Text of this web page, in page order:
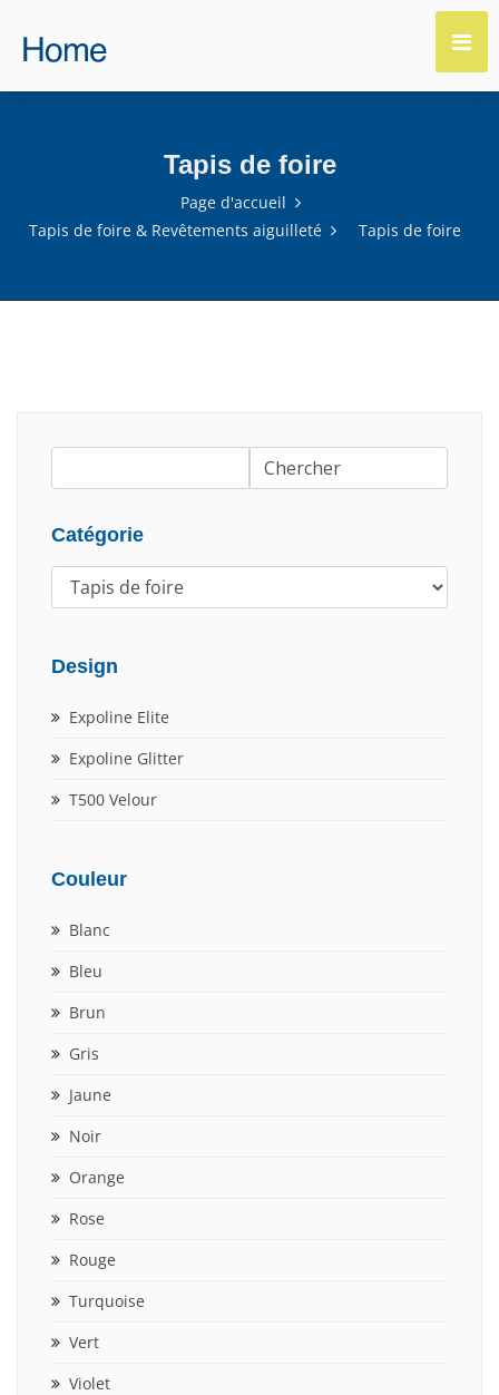
Tapis de foire
Page d'accueil
Tapis de foire & Revêtements aiguilleté
Tapis de foire
Catégorie
Design
Expoline Elite
Expoline Glitter
T500 Velour
Couleur
Blanc
Bleu
Brun
Gris
Jaune
Noir
Orange
Rose
Rouge
Turquoise
Vert
Violet